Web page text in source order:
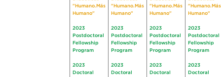
"Humano.Más
Humano"
2023
Postdoctoral
Fellowship
Program
2023
Doctoral
"Humano.Más
Humano"
2023
Postdoctoral
Fellowship
Program
2023
Doctoral
"Humano.Más
Humano"
2023
Postdoctoral
Fellowship
Program
2023
Doctoral
"Humano.Más
Humano"
2023
Postdoctoral
Fellowship
Program
2023
Doctoral